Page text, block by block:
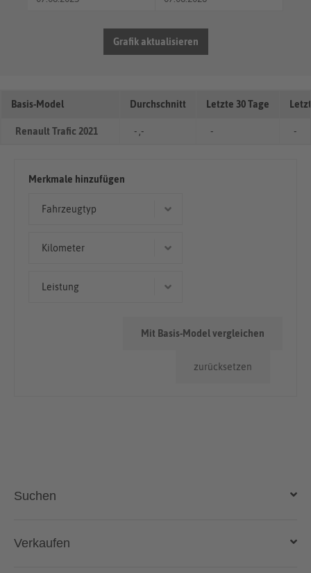
Grafik aktualisieren
Basis-Model Durchschnitt Letzte 30 Tage
Renault Trafic 2021 - ,- - -
Merkmale hinzufügen
Fahrzeugtyp
Kilometer
Leistung
zurücksetzen
Mit Basis-Model vergleichen
Suchen
Auto kaufen
Verkaufen